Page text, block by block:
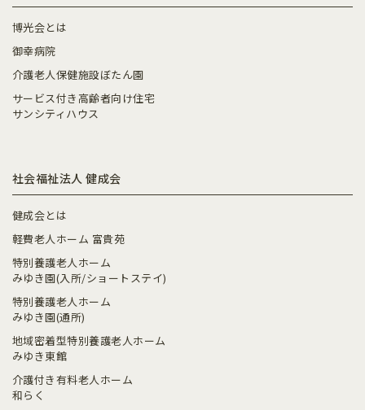
博光会とは
御幸病院
介護老人保健施設ぼたん園
サービス付き高齢者向け住宅
サンシティハウス
社会福祉法人 健成会
健成会とは
軽費老人ホーム 富貴苑
特別養護老人ホーム
みゆき園(入所/ショートステイ)
特別養護老人ホーム
みゆき園(通所)
地域密着型特別養護老人ホーム
みゆき東館
介護付き有料老人ホーム
和らく